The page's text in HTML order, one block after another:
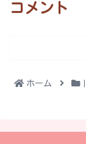
コメント
ホーム